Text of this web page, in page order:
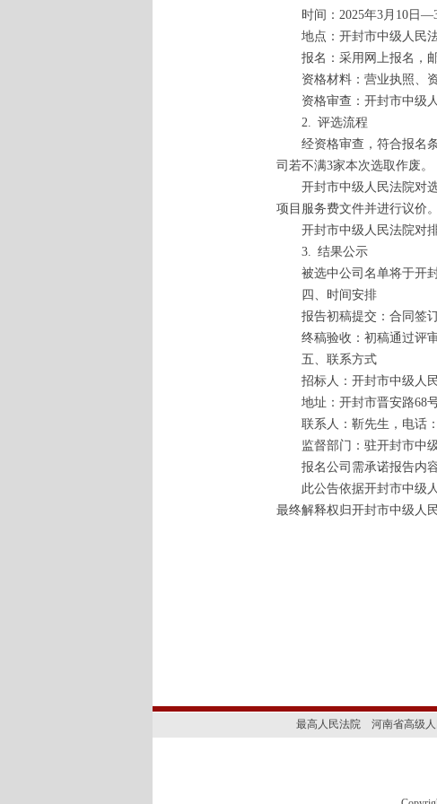
时间：2025年3月10日—3
地点：开封市中级人民法
报名：采用网上报名，邮
资格材料：营业执照、资
资格审查：开封市中级
2. 评选流程
经资格审查，符合报名条
司若不满3家本次选取作废。
开封市中级人民法院对选
项目服务费文件并进行议价。
开封市中级人民法院对排
3. 结果公示
被选中公司名单将于开封
四、时间安排
报告初稿提交：合同签
终稿验收：初稿通过评
五、联系方式
招标人：开封市中级人
地址：开封市晋安路68
联系人：靳先生，电话：
监督部门：驻开封市中级
报名公司需承诺报告内容
此公告依据开封市中级人
最终解释权归开封市中级人民
开封市
2025
最高人民法院 河南省高级